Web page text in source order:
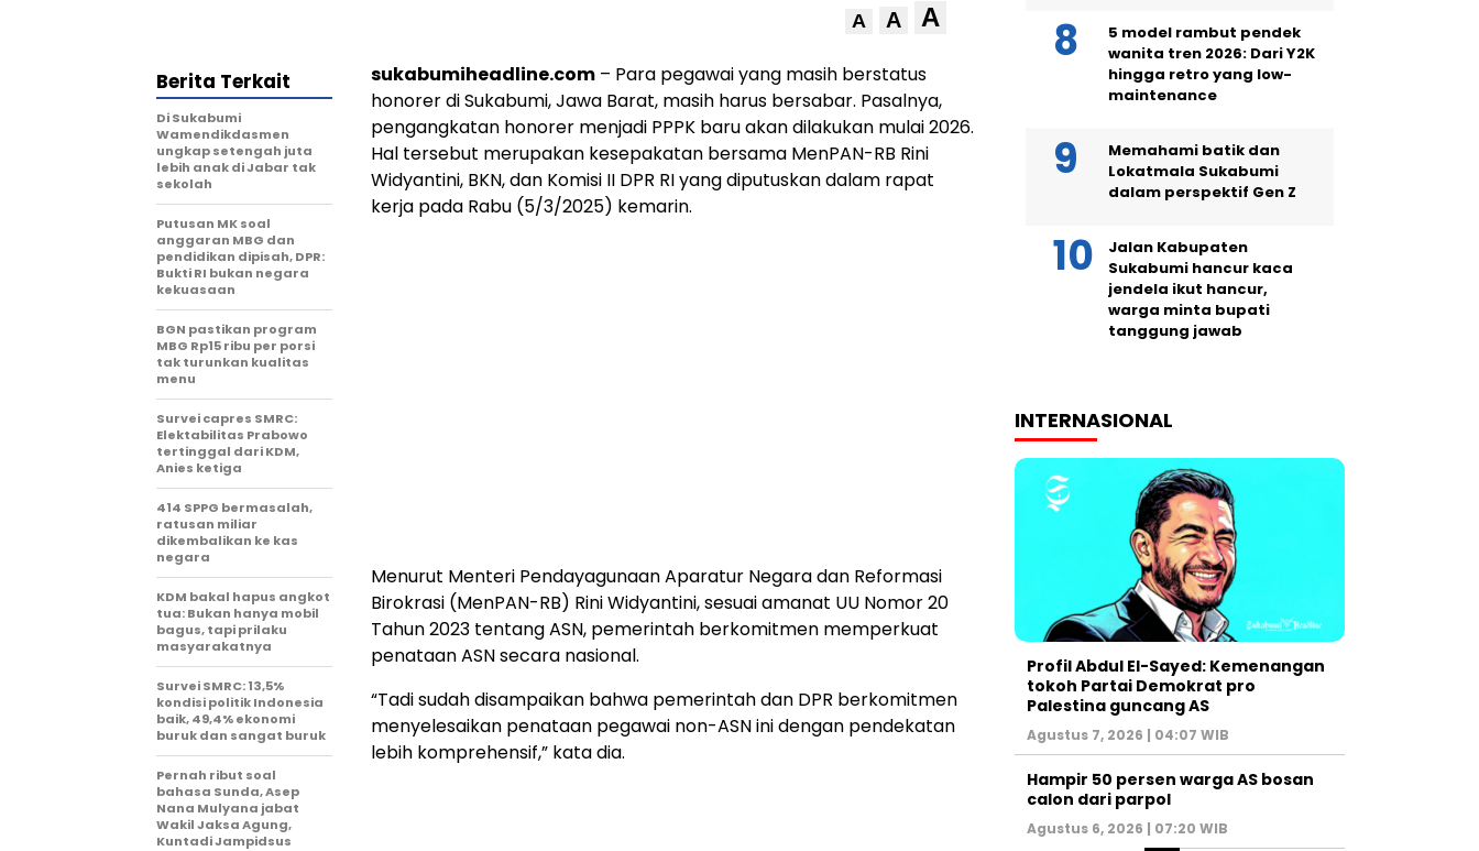
A A A
sukabumiheadline.com – Para pegawai yang masih berstatus
honorer di Sukabumi, Jawa Barat, masih harus bersabar. Pasalnya,
pengangkatan honorer menjadi PPPK baru akan dilakukan mulai 2026.
Hal tersebut merupakan kesepakatan bersama MenPAN-RB Rini
Widyantini, BKN, dan Komisi II DPR RI yang diputuskan dalam rapat
kerja pada Rabu (5/3/2025) kemarin.
Menurut Menteri Pendayagunaan Aparatur Negara dan Reformasi
Birokrasi (MenPAN-RB) Rini Widyantini, sesuai amanat UU Nomor 20
Tahun 2023 tentang ASN, pemerintah berkomitmen memperkuat
penataan ASN secara nasional.
“Tadi sudah disampaikan bahwa pemerintah dan DPR berkomitmen
menyelesaikan penataan pegawai non-ASN ini dengan pendekatan
lebih komprehensif,” kata dia.
Berita Terkait
Di Sukabumi
Wamendikdasmen
ungkap setengah juta
lebih anak di Jabar tak
sekolah
Putusan MK soal
anggaran MBG dan
pendidikan dipisah, DPR:
Bukti RI bukan negara
kekuasaan
BGN pastikan program
MBG Rp15 ribu per porsi
tak turunkan kualitas
menu
Survei capres SMRC:
Elektabilitas Prabowo
tertinggal dari KDM,
Anies ketiga
414 SPPG bermasalah,
ratusan miliar
dikembalikan ke kas
negara
KDM bakal hapus angkot
tua: Bukan hanya mobil
bagus, tapi prilaku
masyarakatnya
Survei SMRC: 13,5%
kondisi politik Indonesia
baik, 49,4% ekonomi
buruk dan sangat buruk
Pernah ribut soal
bahasa Sunda, Asep
Nana Mulyana jabat
Wakil Jaksa Agung,
Kuntadi Jampidsus
5 model rambut pendek
wanita tren 2026: Dari Y2K
hingga retro yang low-
maintenance
Memahami batik dan
Lokatmala Sukabumi
dalam perspektif Gen Z
Jalan Kabupaten
Sukabumi hancur kaca
jendela ikut hancur,
warga minta bupati
tanggung jawab
INTERNASIONAL
Profil Abdul El-Sayed: Kemenangan
tokoh Partai Demokrat pro
Palestina guncang AS
Agustus 7, 2026 | 04:07 WIB
Hampir 50 persen warga AS bosan
calon dari parpol
Agustus 6, 2026 | 07:20 WIB